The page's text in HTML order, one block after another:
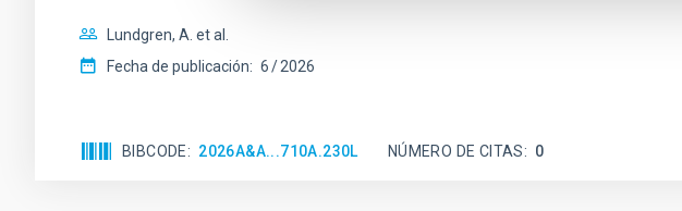
Lundgren, A. et al.
Fecha de publicación: 6 2026
BIBCODE 2026A&A...710A.230L NÚMERO DE CITAS 0